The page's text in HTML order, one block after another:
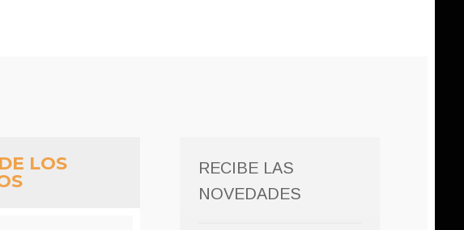
LOS
RECIBE LAS
NOVEDADES